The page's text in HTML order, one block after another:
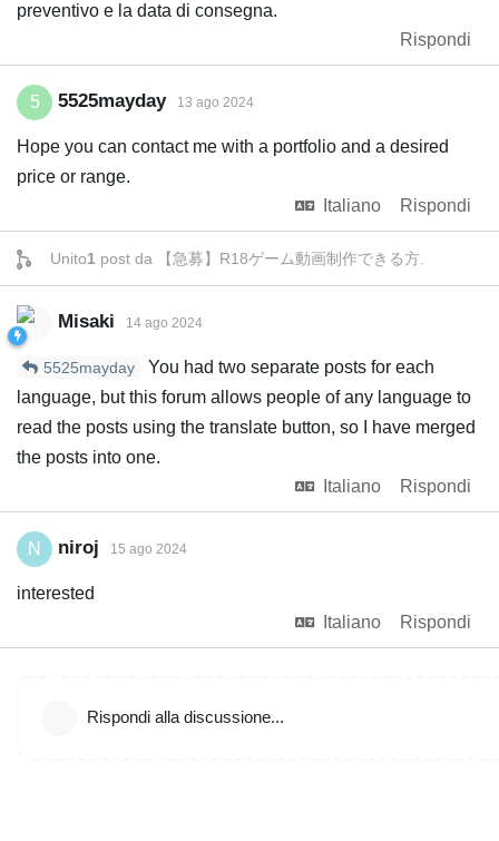
preventivo e la data di consegna.
Rispondi
5 5525mayday 13 ago 2024
Hope you can contact me with a portfolio and a desired
price or range.
Italiano
Rispondi
Unito1 post da 【急募】R18ゲーム動画制作できる方
Misaki 14 ago 2024
5525mayday
You had two separate posts for each
language, but this forum allows people of any language to
read the posts using the translate button, so I have merged
the posts into one.
Italiano
Rispondi
N niroj 15 ago 2024
interested
Italiano
Rispondi
Rispondi alla discussione...